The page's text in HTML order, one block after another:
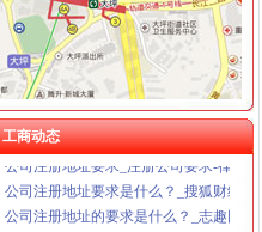
工商动态
公司注册地址要求
公司注册地址要求
注册一个咨询公司需要什么条件与要求_
南京新公司注册流程和要求是什么？-商
公司注册地址要求有哪些
公司注册地址要求_注册公司要求-律快车
公司注册地址要求是什么？_搜狐财经_搜
公司注册地址的要求是什么？_志趣网
深圳公司注册地址要求